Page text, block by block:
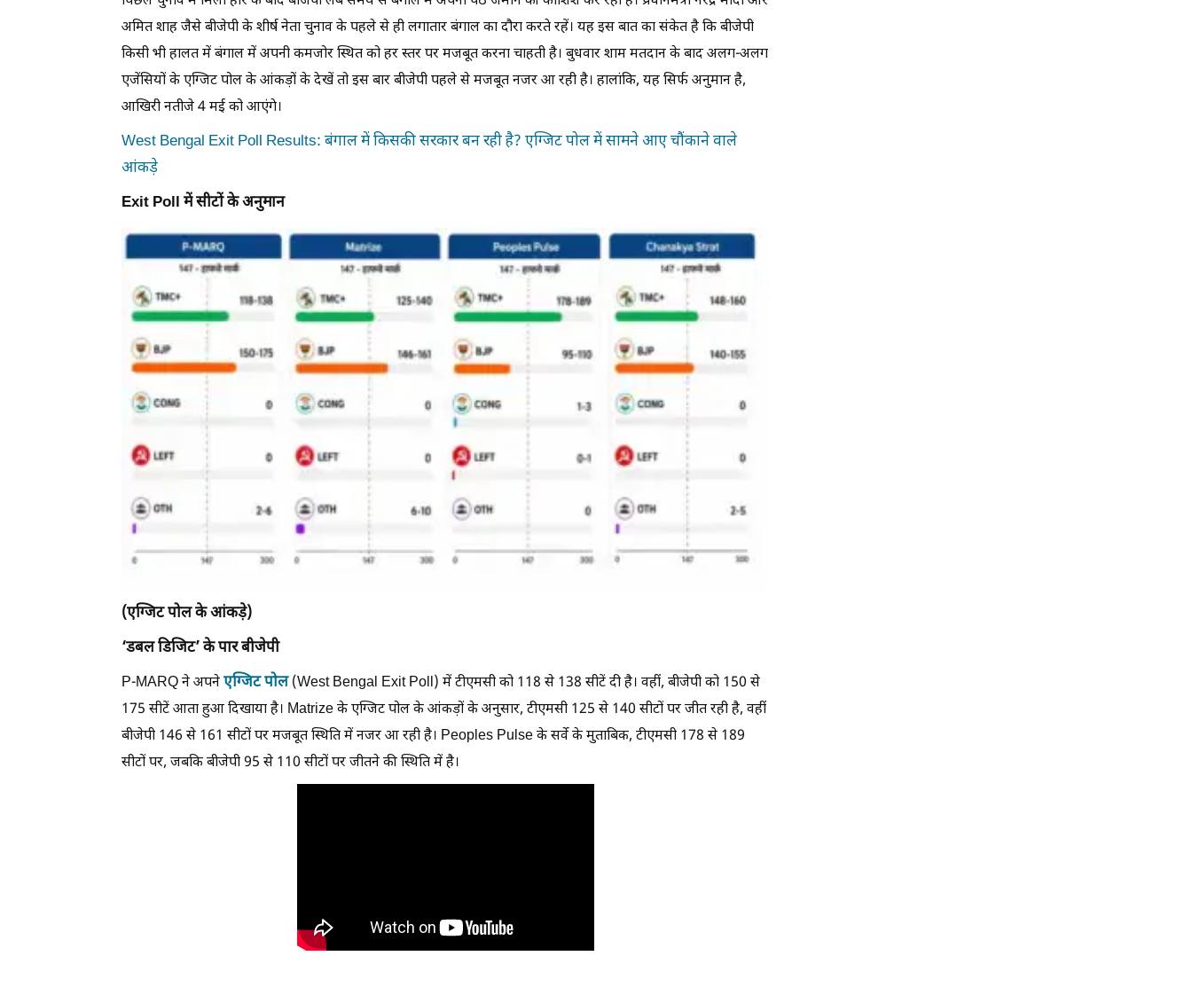
अमित शाह जैसे बीजेपी के शीर्ष नेता चुनाव के पहले से ही लगातार बंगाल का दौरा करते रहें। यह इस बात का संकेत है कि बीजेपी
किसी भी हालत में बंगाल में अपनी कमजोर स्थित को हर स्तर पर मजबूत करना चाहती है। बुधवार शाम मतदान के बाद अलग-अलग
एजेंसियों के एग्जिट पोल के आंकड़ों के देखें तो इस बार बीजेपी पहले से मजबूत नजर आ रही है। हालांकि, यह सिर्फ अनुमान है,
आखिरी नतीजे 4 मई को आएंगे।
West Bengal Exit Poll Results: बंगाल में किसकी सरकार बन रही है? एग्जिट पोल में सामने आए चौंकाने वाले
आंकड़े
Exit Poll में सीटों के अनुमान
(एग्जिट पोल के आंकड़े)
‘डबल डिजिट’ के पार बीजेपी
P-MARQ ने अपनेएग्जिट पोल(West Bengal Exit Poll) में टीएमसी को 118 से 138 सीटें दी है। वहीं, बीजेपी को 150 से
175 सीटें आता हुआ दिखाया है। Matrize के एग्जिट पोल के आंकड़ों के अनुसार, टीएमसी 125 से 140 सीटों पर जीत रही है, वहीं
बीजेपी 146 से 161 सीटों पर मजबूत स्थिति में नजर आ रही है। Peoples Pulse के सर्वे के मुताबिक, टीएमसी 178 से 189
सीटों पर, जबकि बीजेपी 95 से 110 सीटों पर जीतने की स्थिति में है।